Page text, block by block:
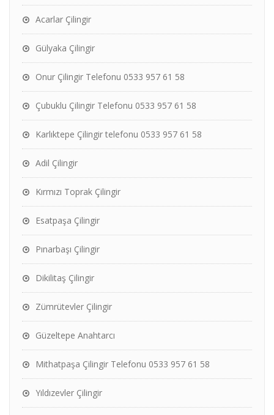
Acarlar Çilingir
Gülyaka Çilingir
Onur Çilingir Telefonu 0533 957 61 58
Çubuklu Çilingir Telefonu 0533 957 61 58
Karlıktepe Çilingir telefonu 0533 957 61 58
Adil Çilingir
Kırmızı Toprak Çilingir
Esatpaşa Çilingir
Pınarbaşı Çilingir
Dikilitaş Çilingir
Zümrütevler Çilingir
Güzeltepe Anahtarcı
Mithatpaşa Çilingir Telefonu 0533 957 61 58
Yıldızevler Çilingir